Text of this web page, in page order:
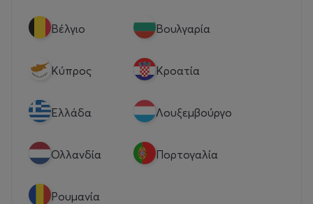
Βέλγιο Βουλγαρία
Κύπρος Κροατία
Eλλάδα Λουξεμβούργο
Ολλανδία Πορτογαλία
Ρουμανία